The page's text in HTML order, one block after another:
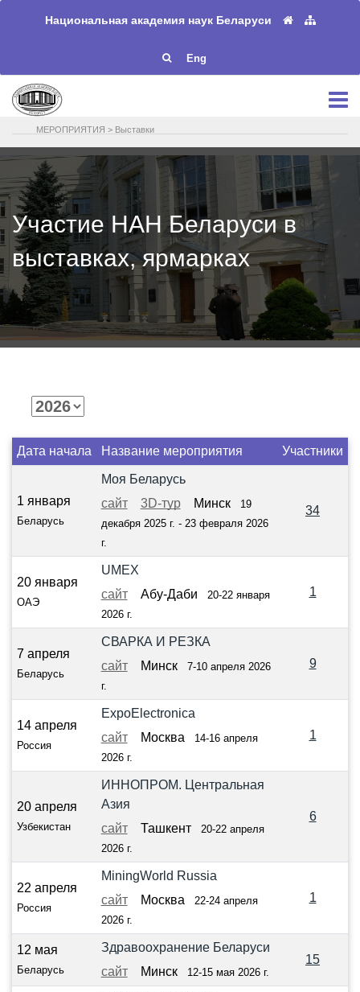
Национальная академия наук Беларуси
Eng
МЕРОПРИЯТИЯ > Выставки
Участие НАН Беларуси в
выставках, ярмарках
Дата начала Название мероприятия Участники
1 января
Беларусь
Моя Беларусь
сайт
3D-тур Минск
19
декабря 2025 г. - 23 февраля 2026
г.
34
20 января
ОАЭ
UMEX
сайт
Абу-Даби 20-22 января
2026 г.
1
7 апреля
Беларусь
СВАРКА И РЕЗКА
сайт
Минск 7-10 апреля 2026
г.
9
14 апреля
Россия
ExpoElectronica
сайт
Москва
14-16 апреля
2026 г.
1
20 апреля
Узбекистан
ИННОПРОМ. Центральная
Азия
сайт
Ташкент 20-22 апреля
2026 г.
6
22 апреля
Россия
MiningWorld Russia
сайт
Москва 22-24 апреля
2026 г.
1
12 мая
Беларусь
Здравоохранение Беларуси
сайт
Минск 12-15 мая 2026 г.
15